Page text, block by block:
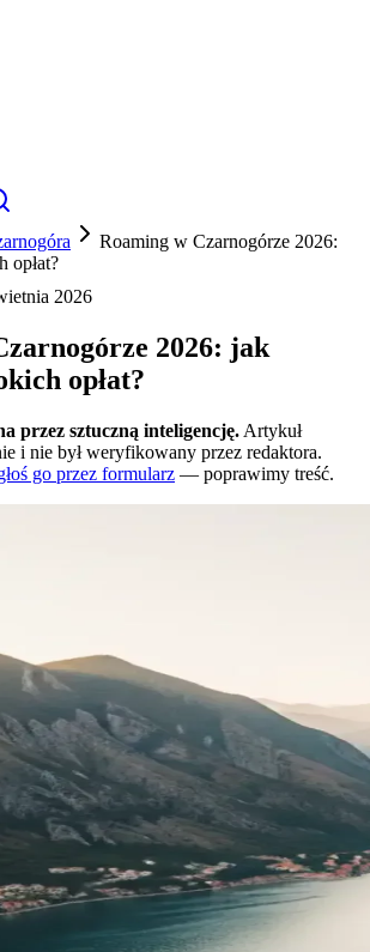
Roaming w Czarnogórze 2026:
opłat?
2026
2026: jak
opłat?
przez sztuczną inteligencję. Artykuł
i nie był weryfikowany przez redaktora.
go przez formularz — poprawimy treść.